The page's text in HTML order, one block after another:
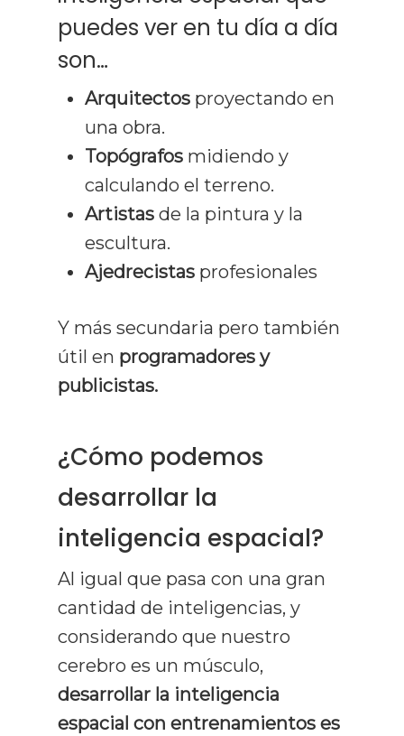
puedes ver en tu día a día
son…
Arquitectos proyectando en
una obra.
Topógrafos midiendo y
calculando el terreno.
Artistas de la pintura y la
escultura.
Ajedrecistas profesionales
Y más secundaria pero también
útil en programadores y
publicistas.
¿Cómo podemos
desarrollar la
inteligencia espacial?
Al igual que pasa con una gran
cantidad de inteligencias, y
considerando que nuestro
cerebro es un músculo,
desarrollar la inteligencia
espacial con entrenamientos es